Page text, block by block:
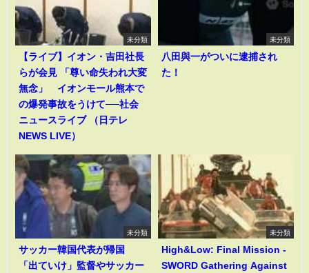
未分類
【ライブ】イオン・吉田社長
らが会見 「尊い命失われ大変
無念」 イオンモール熊本で
の爆発事故をうけて──社会
ニュースライブ （日テレ
NEWS LIVE）
未分類
八田與一がついに逮捕され
た！
未分類
サッカー韓国代表が帰国
「出ていけ」監督やサッカー
未分類
High&Low: Final Mission -
SWORD Gathering Against